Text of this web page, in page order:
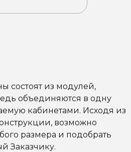
состоят из модулей,
объединяются в одну
кабинетами. Исходя из
возможно
размера и подобрать
Заказчику.